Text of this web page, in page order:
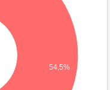
54,5%